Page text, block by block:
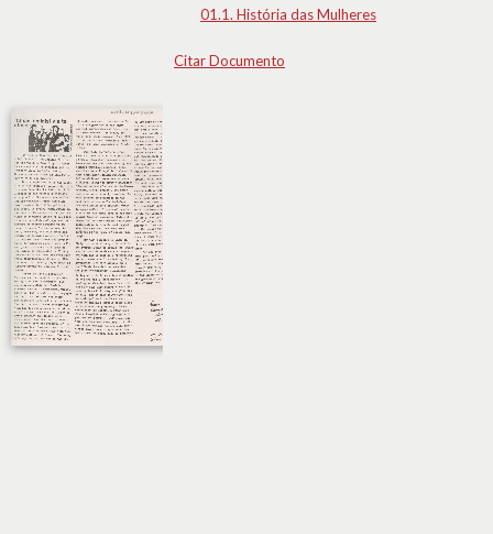
01.1. História das Mulheres
Citar Documento